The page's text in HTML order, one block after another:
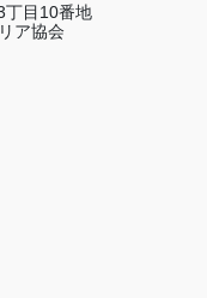
丁目10番地
ア協会